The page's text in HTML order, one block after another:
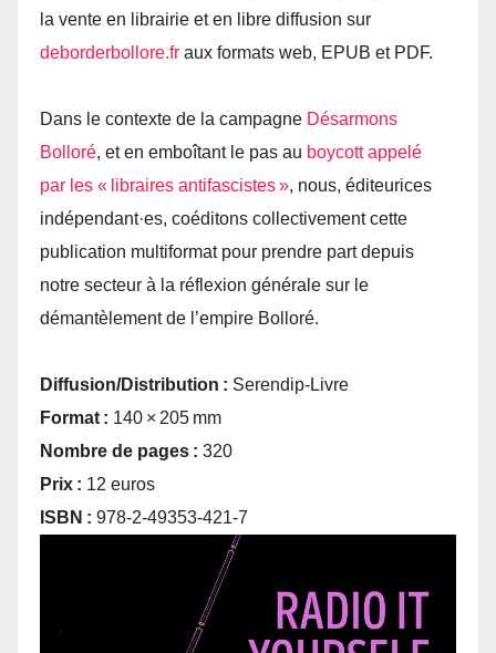
la vente en librairie et en libre diffusion sur
deborderbollore.​fr aux formats web, EPUB et PDF.
Dans le contexte de la campagne Désarmons
Bolloré, et en emboîtant le pas au boycott appelé
par les « libraires antifascistes », nous, éditeurices
indépendant·es, coéditons collectivement cette
publication multiformat pour prendre part depuis
notre secteur à la réflexion générale sur le
démantèlement de l’empire Bolloré.
Diffusion/Distribution : Serendip-Livre
Format : 140 × 205 mm
Nombre de pages : 320
Prix : 12 euros
ISBN : 978-2-49353-421-7